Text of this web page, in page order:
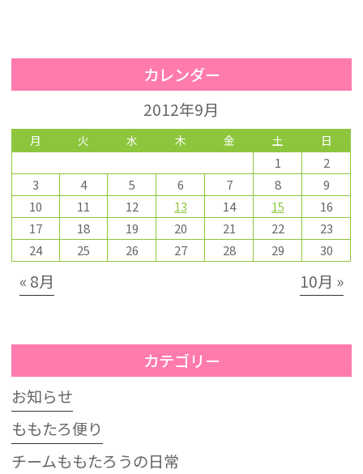
カレンダー
2012年9月
月 火 水 木 金 土 日
1
2
3
4 5 6 7 8
9
10
11 12 13 14 15
16
17
18 19 20 21 22
23
24
25 26 27 28 29 30
« 8月 10月 »
カテゴリー
お知らせ
ももたろ便り
チームももたろうの日常